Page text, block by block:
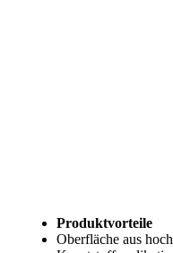
Produktvorteile
Oberfläche aus